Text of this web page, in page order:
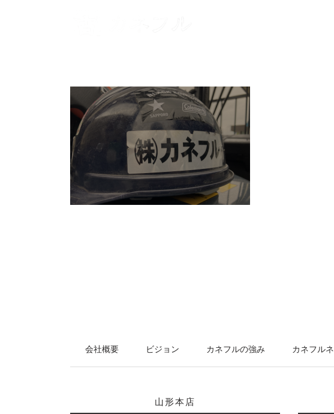
会社概要 ビジョン カネフルの強み カネフル
山形本店